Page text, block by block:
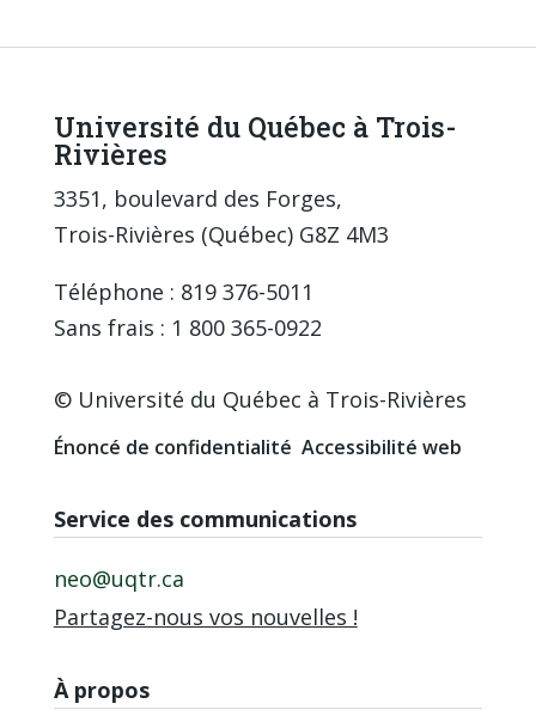
Université du Québec à Trois-
Rivières
3351, boulevard des Forges,
Trois-Rivières (Québec) G8Z 4M3
Téléphone : 819 376-5011
Sans frais : 1 800 365-0922
© Université du Québec à Trois-Rivières
Énoncé de confidentialité Accessibilité web
Service des communications
neo@uqtr.ca
Partagez-nous vos nouvelles !
À propos